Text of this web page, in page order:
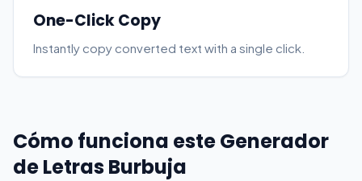
One-Click Copy
Instantly copy converted text with a single click.
Cómo funciona este Generador
de Letras Burbuja